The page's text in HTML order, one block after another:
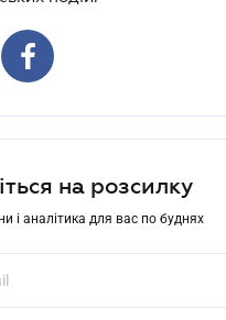
на розсилку
і аналітика для вас по буднях